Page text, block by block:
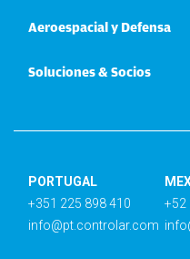
Aeroespacial y Defensa
Soluciones & Socios
PORTUGAL
+351 225 898 410
info@pt.controlar.com
+52